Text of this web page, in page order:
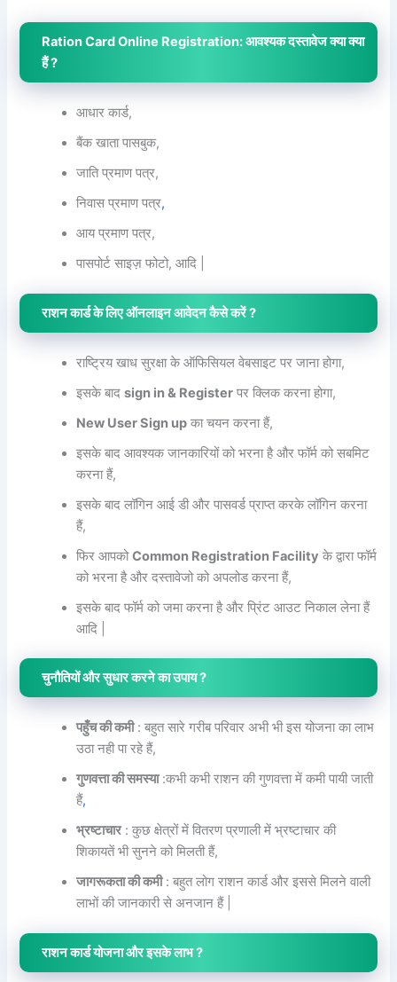
Ration Card Online Registration: आवश्यक दस्तावेज क्या क्या
हैं ?
आधार कार्ड,
बैंक खाता पासबुक,
जाति प्रमाण पत्र,
निवास प्रमाण पत्र,
आय प्रमाण पत्र,
पासपोर्ट साइज़ फोटो, आदि |
राशन कार्ड के लिए ऑनलाइन आवेदन कैसे करें ?
राष्ट्रिय खाध सुरक्षा के ऑफिसियल वेबसाइट पर जाना होगा,
इसके बादsign in & Register पर क्लिक करना होगा,
New User Sign up का चयन करना हैं,
इसके बाद आवश्यक जानकारियों को भरना है और फॉर्म को सबमिट
करना हैं,
इसके बाद लॉगिन आई डी और पासवर्ड प्राप्त करके लॉगिन करना
हैं,
फिर आपकोCommon Registration Facility के द्वारा फॉर्म
को भरना है और दस्तावेजो को अपलोड करना हैं,
इसके बाद फॉर्म को जमा करना है और प्रिंट आउट निकाल लेना हैं
आदि |
चुनौतियों और सुधार करने का उपाय ?
पहुँच की कमी: बहुत सारे गरीब परिवार अभी भी इस योजना का लाभ
उठा नही पा रहे हैं,
गुणवत्ता की समस्या:कभी कभी राशन की गुणवत्ता में कमी पायी जाती
हैं,
भ्रष्टाचार: कुछ क्षेत्रों में वितरण प्रणाली में भ्रष्टाचार की
शिकायतें भी सुनने को मिलती हैं,
जागरूकता की कमी: बहुत लोग राशन कार्ड और इससे मिलने वाली
लाभों की जानकारी से अनजान हैं |
राशन कार्ड योजना और इसके लाभ ?